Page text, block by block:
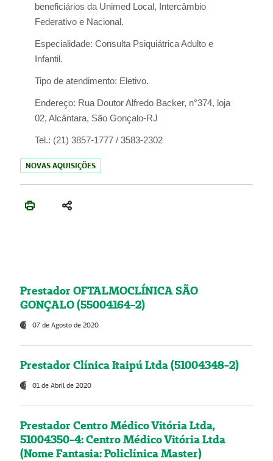
beneficiários da Unimed Local, Intercâmbio
Federativo e Nacional.
Especialidade: Consulta Psiquiátrica Adulto e
Infantil.
Tipo de atendimento: Eletivo.
Endereço: Rua Doutor Alfredo Backer, n°374, loja
02, Alcântara, São Gonçalo-RJ
Tel.: (21) 3857-1777 / 3583-2302
NOVAS AQUISIÇÕES
Prestador OFTALMOCLÍNICA SÃO
GONÇALO (55004164-2)
07 de Agosto de 2020
Prestador Clínica Itaipú Ltda (51004348-2)
01 de Abril de 2020
Prestador Centro Médico Vitória Ltda,
51004350-4: Centro Médico Vitória Ltda
(Nome Fantasia: Policlínica Master)